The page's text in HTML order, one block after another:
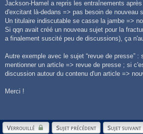
Jackson-Hamel a repris les entraînements
d'excitant là-dedans => pas besoin de nouveau
Un titulaire indiscutable se casse la jambe =>
Si qqn avait créé un nouveau sujet pour la
a finalement suscité peu de discussions), ça
Autre exemple avec le sujet “revue de presse” :
mentionner un article => revue de presse ; si
discussion autour du contenu d'un article =>
Merci !
Verrouillé Sujet précédent Sujet suivant